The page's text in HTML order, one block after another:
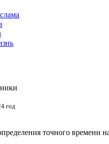
год
точного времени